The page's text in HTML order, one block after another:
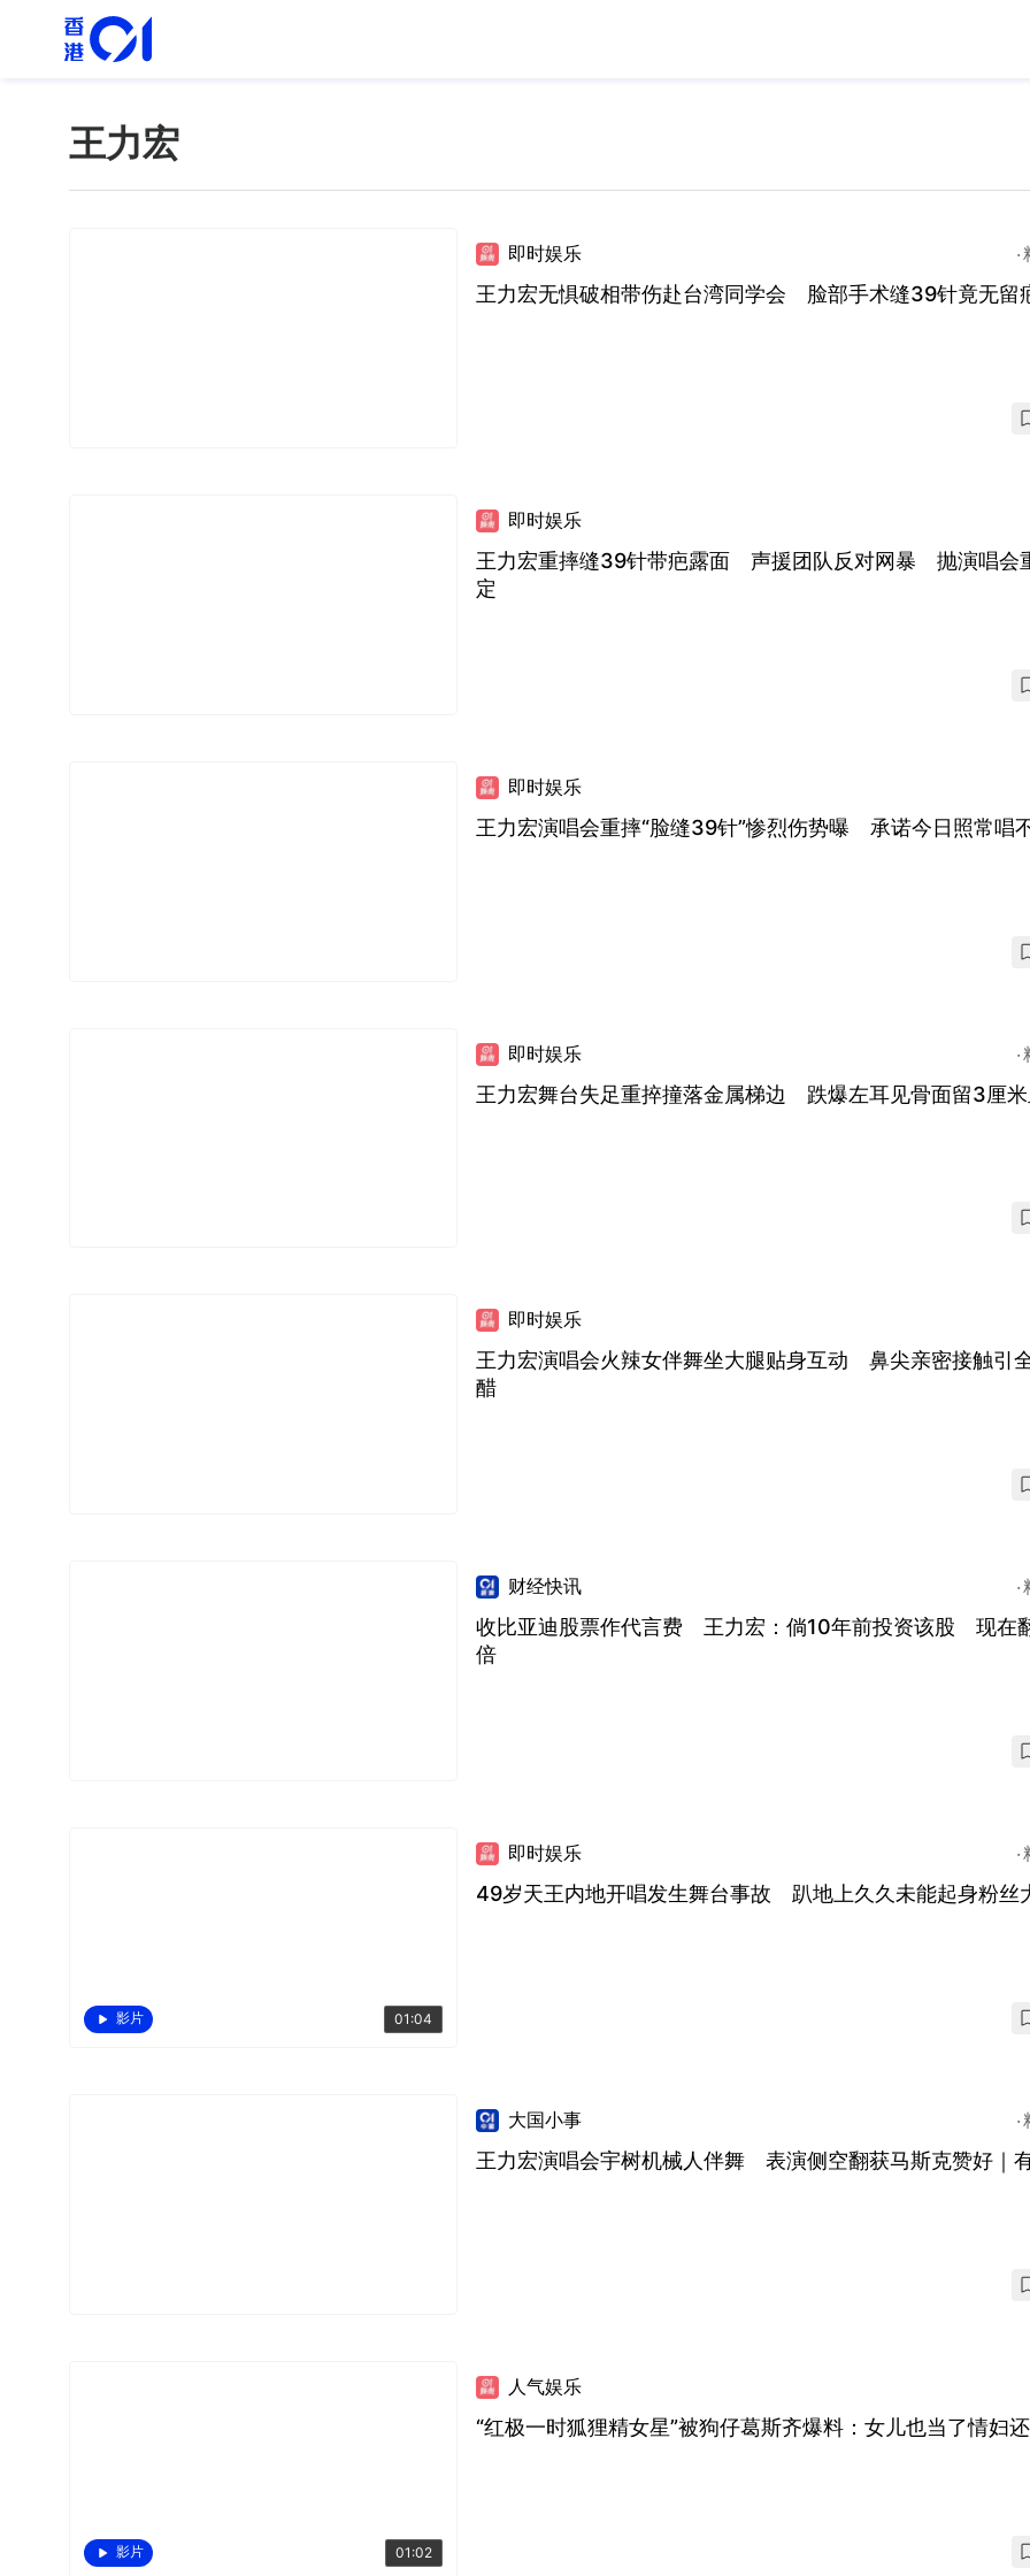
王力宏
即时娱乐
王力宏无惧破相带伤赴台湾同学会 脸部手术缝39针竟无留
即时娱乐
王力宏重摔缝39针带疤露面 声援团队反对网暴 抛演唱会
定
即时娱乐
王力宏演唱会重摔“脸缝39针”惨烈伤势曝 承诺今日照常唱
即时娱乐
王力宏舞台失足重捽撞落金属梯边 跌爆左耳见骨面留3厘
即时娱乐
王力宏演唱会火辣女伴舞坐大腿贴身互动 鼻尖亲密接触引
醋
财经快讯
收比亚迪股票作代言费 王力宏：倘10年前投资该股 现在
倍
影片 01:04
即时娱乐
49岁天王内地开唱发生舞台事故 趴地上久久未能起身粉丝
大国小事
王力宏演唱会宇树机械人伴舞 表演侧空翻获马斯克赞好｜
影片 01:02
人气娱乐
“红极一时狐狸精女星”被狗仔葛斯齐爆料：女儿也当了情妇